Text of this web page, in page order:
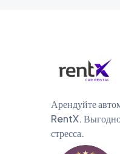
Арендуйте
RentX.
стресса.